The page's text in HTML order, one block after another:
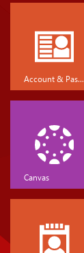
Account & Password
Canvas